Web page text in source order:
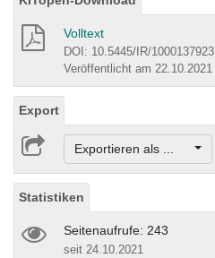
Volltext
DOI: 10.5445/IR/1000137923
Veröffentlicht am 22.10.2021
Export
Exportieren als ...
Statistiken
Seitenaufrufe: 243
seit 24.10.2021